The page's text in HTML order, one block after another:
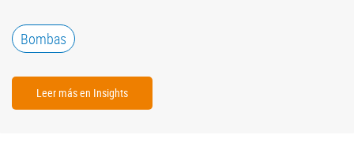
Bombas
Leer más en Insights